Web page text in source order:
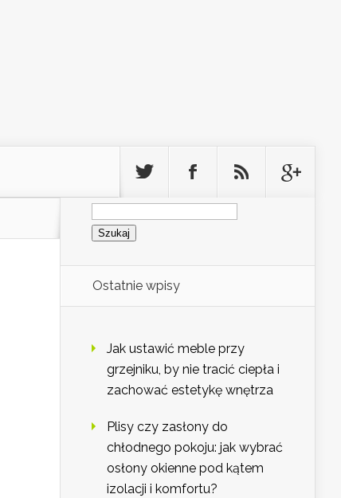
Szukaj:
Ostatnie wpisy
Jak ustawić meble przy
grzejniku, by nie tracić ciepła i
zachować estetykę wnętrza
Plisy czy zasłony do
chłodnego pokoju: jak wybrać
osłony okienne pod kątem
izolacji i komfortu?